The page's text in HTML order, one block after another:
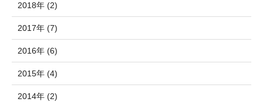
2018年 (2)
2017年 (7)
2016年 (6)
2015年 (4)
2014年 (2)